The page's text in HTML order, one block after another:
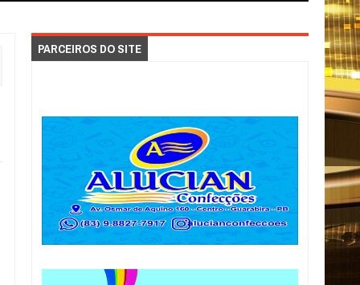
PARCEIROS DO SITE